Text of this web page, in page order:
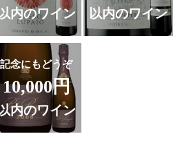
以内のワイン 以内のワイン
記念にもどうぞ
10,000円
以内のワイン